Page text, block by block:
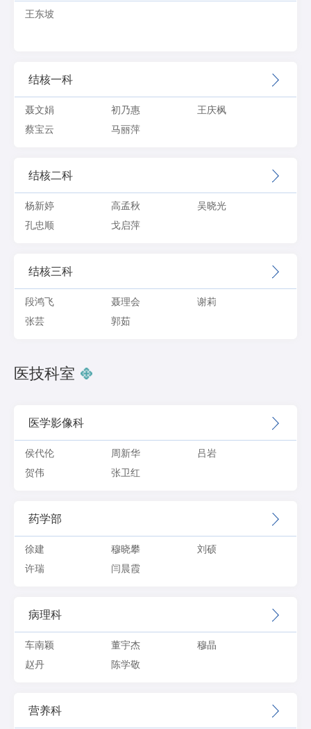
王东坡
结核一科
聂文娟 初乃惠
王庆枫
蔡宝云
马丽萍
结核二科
杨新婷 高孟秋
吴晓光
孔忠顺
戈启萍
结核三科
段鸿飞 聂理会
谢莉
张芸
郭茹
医技科室
医学影像科
侯代伦 周新华
吕岩
贺伟
张卫红
药学部
徐建 穆晓攀
刘硕
许瑞
闫晨霞
病理科
车南颖 董宇杰
穆晶
赵丹
陈学敬
营养科